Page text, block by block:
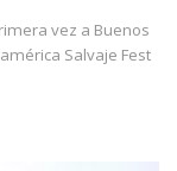
vez a Buenos
Salvaje Fest